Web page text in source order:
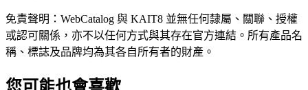
免責聲明：WebCatalog 與 KAIT8 並無任何隸屬、關聯、授權
或認可關係，亦不以任何方式與其存在官方連結。所有產品名
稱、標誌及品牌均為其各自所有者的財產。
您可能也會喜歡